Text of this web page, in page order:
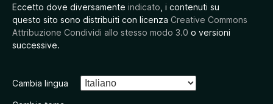
Eccetto dove diversamente indicato , i contenuti su
questo sito sono distribuiti con licenza Creative Commons
Attribuzione Condividi allo stesso modo 3.0 o versioni
successive.
Cambia lingua